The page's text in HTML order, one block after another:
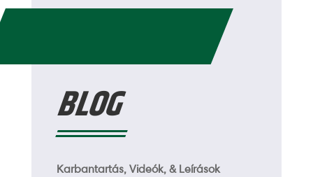
BLOG
Karbantartás, Videók, & Leírások